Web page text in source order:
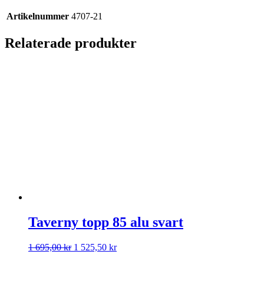
Artikelnummer 4707-21
Relaterade produkter
Taverny topp 85 alu svart
1 695,00kr Det
1 525,50 krDet